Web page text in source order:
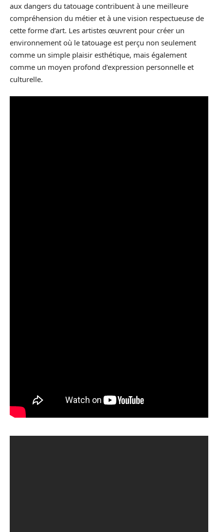
aux dangers du tatouage contribuent à une meilleure
compréhension du métier et à une vision respectueuse de
cette forme d’art. Les artistes œuvrent pour créer un
environnement où le tatouage est perçu non seulement
comme un simple plaisir esthétique, mais également
comme un moyen profond d’expression personnelle et
culturelle.